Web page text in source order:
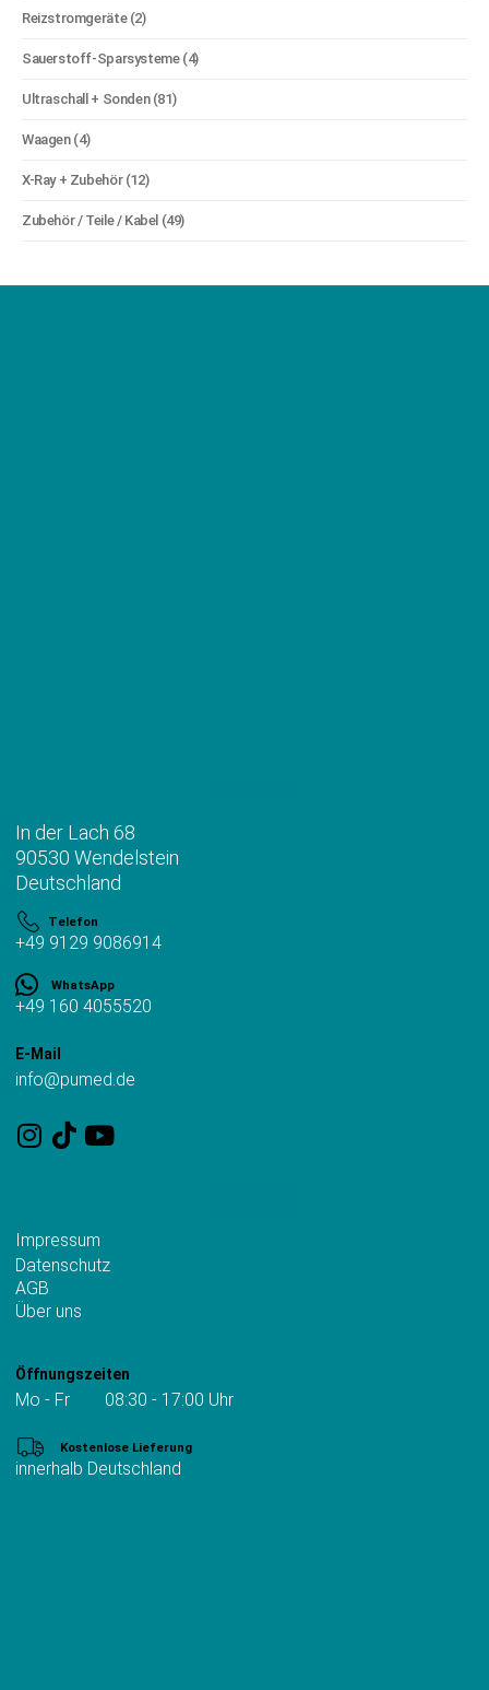
Reizstromgeräte (2)
Sauerstoff-Sparsysteme (4)
Ultraschall + Sonden (81)
Waagen (4)
X-Ray + Zubehör (12)
Zubehör / Teile / Kabel (49)
In der Lach 68
90530 Wendelstein
Deutschland
Telefon
+49 9129 9086914
WhatsApp
+49 160 4055520
E-Mail
info@pumed.de
Impressum
Datenschutz
AGB
Über uns
Öffnungszeiten
Mo - Fr 08:30 - 17:00 Uhr
Kostenlose Lieferung
innerhalb Deutschland